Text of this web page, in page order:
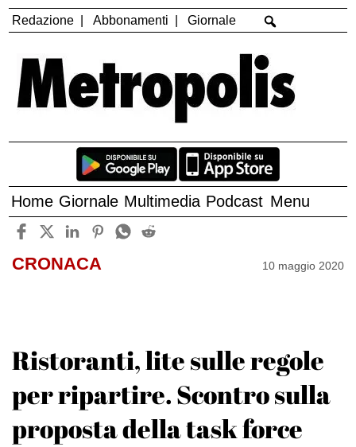
Redazione Abbonamenti Giornale
Home Giornale Multimedia Podcast Menu
CRONACA 10 maggio 2020
Ristoranti, lite sulle regole
per ripartire. Scontro sulla
proposta della task force